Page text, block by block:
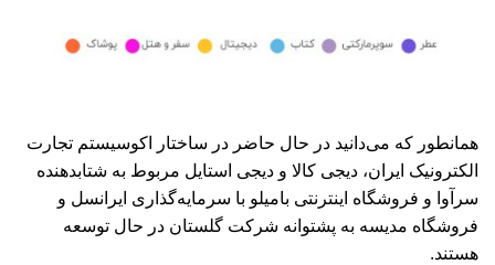
همانطور که می‌دانید در حال حاضر در ساختار اکوسیستم تجارت
الکترونیک ایران، دیجی کالا و دیجی استایل مربوط به شتابدهنده
سرآوا و فروشگاه اینترنتی بامیلو با سرمایه‌گذاری ایرانسل و
فروشگاه مدیسه به پشتوانه شرکت گلستان در حال توسعه
هستند.